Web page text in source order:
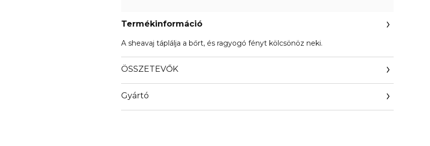
Termékinformáció
A sheavaj táplálja a bőrt, és ragyogó fényt kölcsönöz neki.
ÖSSZETEVŐK
Gyártó